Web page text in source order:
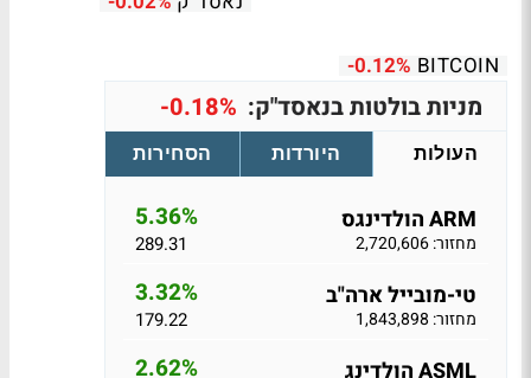
BITCOIN
-0.12%
מניות בולטות בנאסד"ק: -0.18%
העולות היורדות הסחירות
ARM הולדינגס 5.36%
מחזור: 2,720,606 289.31
טי-מובייל ארה"ב 3.32%
מחזור: 1,843,898 179.22
2.62%